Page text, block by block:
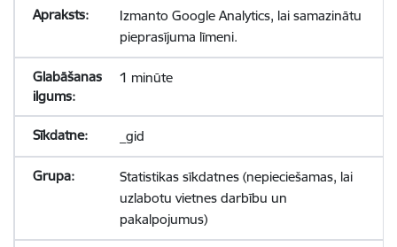
Izmanto Google Analytics, lai samazinātu
pieprasījuma līmeni.
1 minūte
_gid
Statistikas sīkdatnes (nepieciešamas, lai
uzlabotu vietnes darbību un
pakalpojumus)